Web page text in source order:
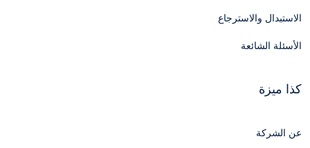
الاستبدال والاسترجاع
الأسئلة الشائعة
كذا ميزة
عن الشركة